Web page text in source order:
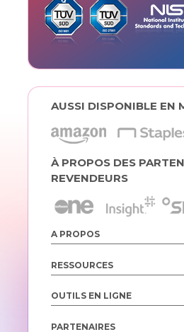
AUSSI DISPONIBLE EN
À PROPOS DES
REVENDEURS
A PROPOS
RESSOURCES
OUTILS EN LIGNE
PARTENAIRES